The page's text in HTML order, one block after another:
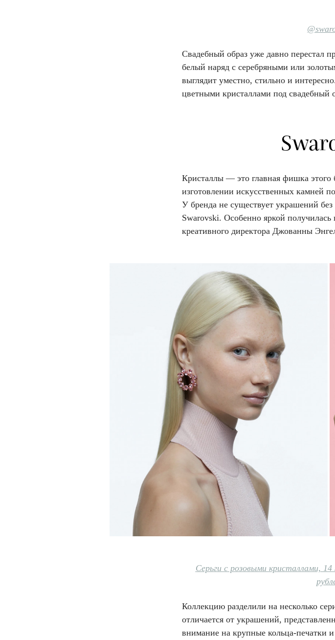
Свадебный образ уже давно перестал
белый наряд с серебряными или
выглядит уместно, стильно и
цветными кристаллами под свадебный
Кристаллы — это главная фишка этого
изготовлении искусственных камней
У бренда не существует украшений
Swarovski. Особенно яркой получилась
креативного директора Джованны
Серьги с розовыми кристаллами, 14
Коллекцию разделили на несколько
отличается от украшений,
внимание на крупные кольца-печатки